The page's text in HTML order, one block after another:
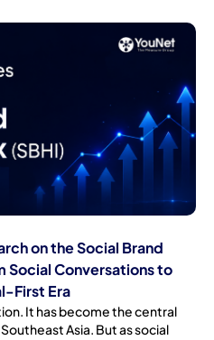
on the Social Brand
Social Conversations to
First Era
It has become the central
Asia. But as social